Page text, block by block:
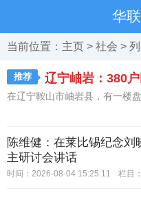
华
当前位置： 主页 > 社会 >
推荐 辽宁岫岩：380
在辽宁鞍山市岫岩县，有一楼
陈维健：在莱比锡纪念刘
主研讨会讲话
时间：2026-08-04 15:25:11 栏目：